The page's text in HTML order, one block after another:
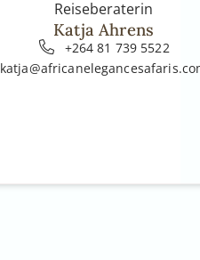
Reiseberaterin
Katja Ahrens
+264 81 739 5522